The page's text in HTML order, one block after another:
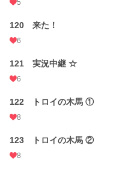
5
120 来た！
6
121 実況中継 ☆
6
122 トロイの木馬 ①
8
123 トロイの木馬 ②
8